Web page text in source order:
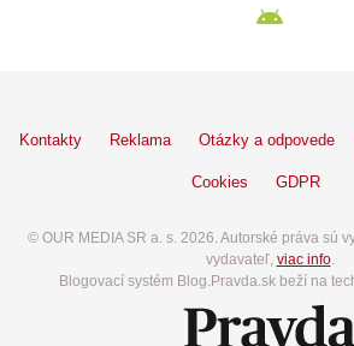
Kontakty Reklama Otázky a odpovede
Cookies GDPR
© OUR MEDIA SR a. s. 2026. Autorské práva sú
vydavateľ, viac info.
Blogovací systém Blog.Pravda.sk beží na